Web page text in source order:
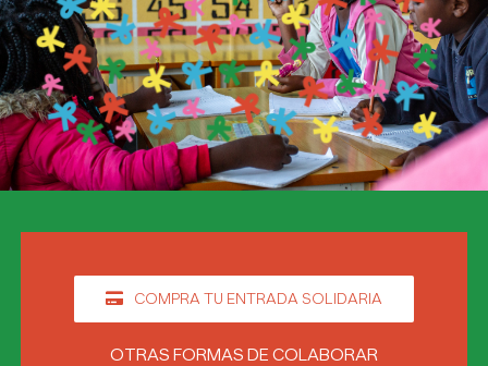
COMPRA TU ENTRADA SOLIDARIA
OTRAS FORMAS DE COLABORAR